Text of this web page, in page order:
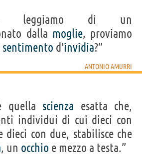
leggiamo di un
dalla moglie, proviamo
sentimento d'invidia?”
ANTONIO AMURRI
quella scienza esatta che,
individui di cui dieci con
dieci con due, stabilisce che
, un occhio e mezzo a testa.”